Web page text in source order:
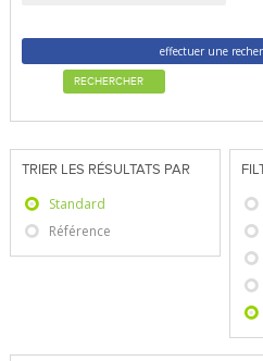
effectuer une
RECHERCHER
TRIER LES RÉSULTATS PAR
Standard
Référence